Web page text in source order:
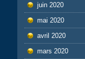
juin 2020
mai 2020
avril 2020
mars 2020